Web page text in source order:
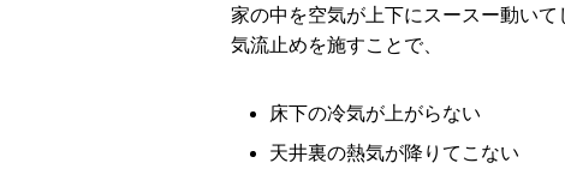
家の中を空気が上下にスースー動いて
気流止めを施すことで、
床下の冷気が上がらない
天井裏の熱気が降りてこない